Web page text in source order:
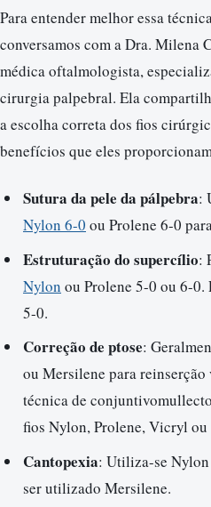
Para entender melhor essa
conversamos com a Dra. Milena
médica oftalmologista,
cirurgia palpebral. Ela
a escolha correta dos fios
benefícios que eles
Sutura da pele da pálpebra:
Nylon 6-0 ou Prolene 6-0
Estruturação do supercílio:
Nylon ou Prolene 5-0 ou 6-
5-0.
Correção de ptose:
ou Mersilene para
técnica de
fios Nylon, Prolene, Vicryl
Cantopexia: Utiliza-se
ser utilizado Mersilene.